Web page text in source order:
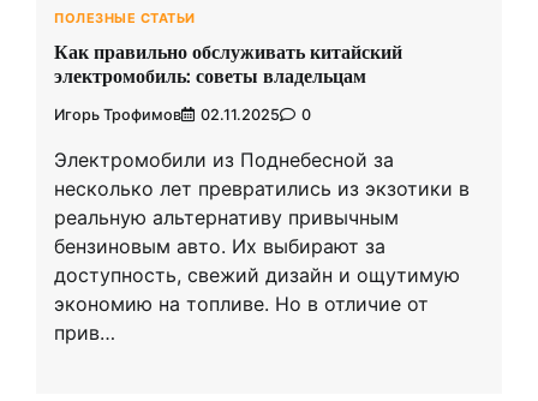
ПОЛЕЗНЫЕ СТАТЬИ
Как правильно обслуживать китайский
электромобиль: советы владельцам
Игорь Трофимов 02.11.2025 0
Электромобили из Поднебесной за
несколько лет превратились из экзотики в
реальную альтернативу привычным
бензиновым авто. Их выбирают за
доступность, свежий дизайн и ощутимую
экономию на топливе. Но в отличие от
прив…